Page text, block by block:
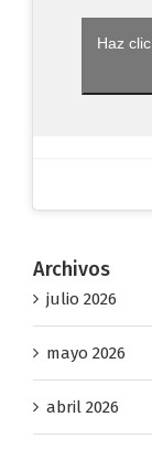
Haz
Archivos
julio 2026
mayo 2026
abril 2026